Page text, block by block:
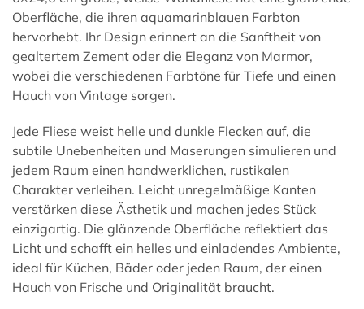
Oberfläche, die ihren aquamarinblauen Farbton
hervorhebt. Ihr Design erinnert an die Sanftheit von
gealtertem Zement oder die Eleganz von Marmor,
wobei die verschiedenen Farbtöne für Tiefe und einen
Hauch von Vintage sorgen.
Jede Fliese weist helle und dunkle Flecken auf, die
subtile Unebenheiten und Maserungen simulieren und
jedem Raum einen handwerklichen, rustikalen
Charakter verleihen. Leicht unregelmäßige Kanten
verstärken diese Ästhetik und machen jedes Stück
einzigartig. Die glänzende Oberfläche reflektiert das
Licht und schafft ein helles und einladendes Ambiente,
ideal für Küchen, Bäder oder jeden Raum, der einen
Hauch von Frische und Originalität braucht.